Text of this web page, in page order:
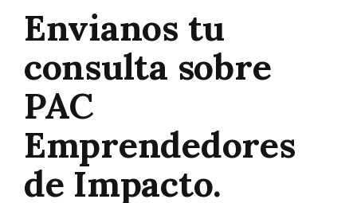
Nación
Envianos tu
consulta sobre
PAC
Emprendedores
de Impacto.